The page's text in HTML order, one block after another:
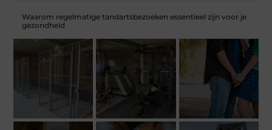
Waarom regelmatige tandartsbezoeken essentieel zijn voor je
gezondheid